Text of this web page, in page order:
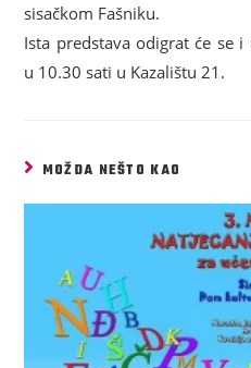
sisačkom Fašniku.
Ista predstava odigrat će se
u 10.30 sati u Kazalištu 21.
MOŽDA NEŠTO KAO